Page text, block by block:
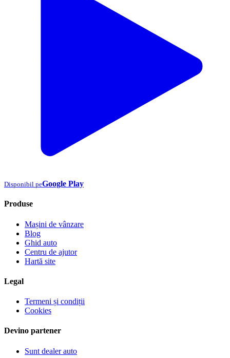
Disponibil peGoogle Play
Produse
Mașini de vânzare
Blog
Ghid auto
Centru de ajutor
Hartă site
Legal
Termeni și condiții
Cookies
Devino partener
Sunt dealer auto